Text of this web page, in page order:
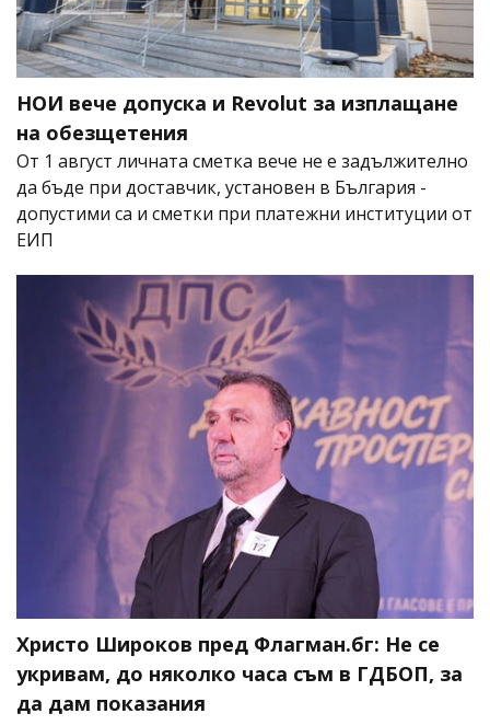
НОИ вече допуска и Revolut за изплащане
на обезщетения
От 1 август личната сметка вече не е задължително
да бъде при доставчик, установен в България -
допустими са и сметки при платежни институции от
ЕИП
Христо Широков пред Флагман.бг: Не се
укривам, до няколко часа съм в ГДБОП, за
да дам показания